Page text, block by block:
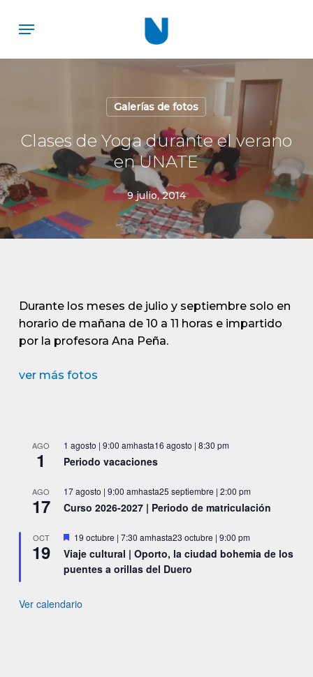
content
Menu
Galerías de fotos
Clases de Yoga durante el verano
en UNATE
9 julio, 2014
Durante los meses de julio y septiembre solo en
horario de mañana de 10 a 11 horas e impartido
por la profesora Ana Peña.
ver más fotos
AGO
1
1 agosto | 9:00 amhasta16 agosto | 8:30 pm
Periodo vacaciones
AGO
17
17 agosto | 9:00 amhasta25 septiembre | 2:00 pm
Curso 2026-2027 | Periodo de matriculación
OCT
19
Destacado
19 octubre | 7:30 amhasta23 octubre | 9:00 pm
Viaje cultural | Oporto, la ciudad bohemia de los
puentes a orillas del Duero
Ver calendario